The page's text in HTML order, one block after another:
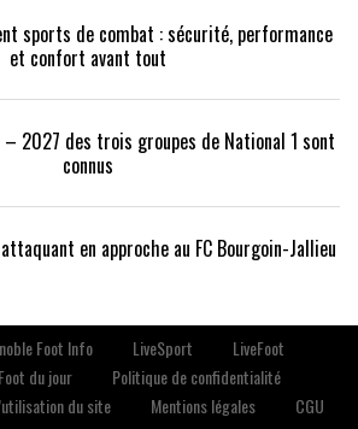
sports de combat : sécurité, performance
et confort avant tout
2027 des trois groupes de National 1 sont
connus
en approche au FC Bourgoin-Jallieu
Foot Info LiveSport
LiveFoot
Foot du jour
Politique de confidentialité
du site
Mentions légales
CGU